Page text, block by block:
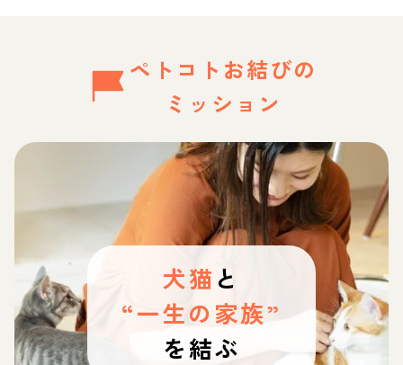
ペトコトお結びの
ミッション
犬猫 と
“一生の家族”
を結ぶ